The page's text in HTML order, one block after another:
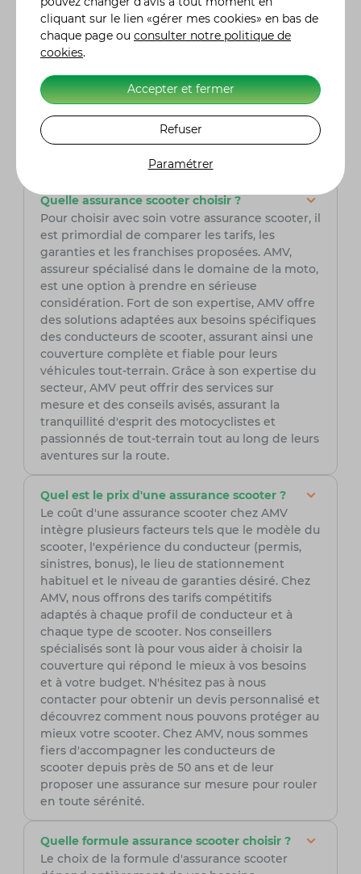
Le Pink Me 50 est-il éligible à une assurance
tous risques ?
Oui, comme tout deux-roues motorisé, le Pink
Me 50 peut être couvert par une assurance tous
risques. Ce type de couverture est
fréquemment utilisé, car il offre une protection
complète en cas d’accident, vol ou dommages.
Quelle assurance scooter choisir ?
Pour choisir avec soin votre assurance scooter, il
est primordial de comparer les tarifs, les
garanties et les franchises proposées. AMV,
assureur spécialisé dans le domaine de la moto,
est une option à prendre en sérieuse
considération. Fort de son expertise, AMV offre
des solutions adaptées aux besoins spécifiques
des conducteurs de scooter, assurant ainsi une
couverture complète et fiable pour leurs
véhicules tout-terrain. Grâce à son expertise du
secteur, AMV peut offrir des services sur
mesure et des conseils avisés, assurant la
tranquillité d'esprit des motocyclistes et
passionnés de tout-terrain tout au long de leurs
aventures sur la route.
Quel est le prix d'une assurance scooter ?
Le coût d'une assurance scooter chez AMV
intègre plusieurs facteurs tels que le modèle du
scooter, l'expérience du conducteur (permis,
sinistres, bonus), le lieu de stationnement
habituel et le niveau de garanties désiré. Chez
AMV, nous offrons des tarifs compétitifs
adaptés à chaque profil de conducteur et à
chaque type de scooter. Nos conseillers
spécialisés sont là pour vous aider à choisir la
couverture qui répond le mieux à vos besoins
et à votre budget. N'hésitez pas à nous
contacter pour obtenir un devis personnalisé et
découvrez comment nous pouvons protéger au
mieux votre scooter. Chez AMV, nous sommes
fiers d'accompagner les conducteurs de
scooter depuis près de 50 ans et de leur
proposer une assurance sur mesure pour rouler
en toute sérénité.
Quelle formule assurance scooter choisir ?
Le choix de la formule d'assurance scooter
cliquant sur le lien «gérer mes cookies» en bas de
chaque page ou consulter notre politique de
cookies.
Accepter et fermer
Refuser
Paramétrer